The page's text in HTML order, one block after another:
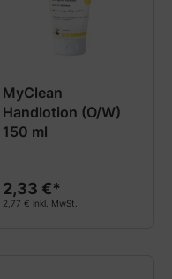
MyClean
Handlotion (O/W)
150 ml
2,33 €*
2,77 € inkl. MwSt.